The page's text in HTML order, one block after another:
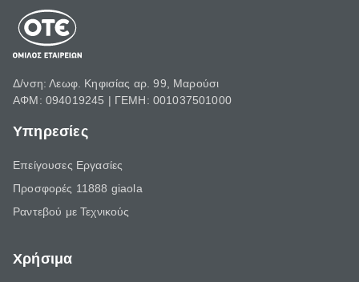
Δ/νση: Λεωφ. Κηφισίας αρ. 99, Μαρούσι
ΑΦΜ: 094019245 | ΓΕΜΗ: 001037501000
Υπηρεσίες
Επείγουσες Εργασίες
Προσφορές 11888 giaola
Ραντεβού με Τεχνικούς
Χρήσιμα